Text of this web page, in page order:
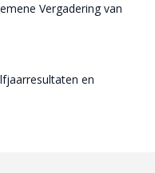
Vergadering van
en